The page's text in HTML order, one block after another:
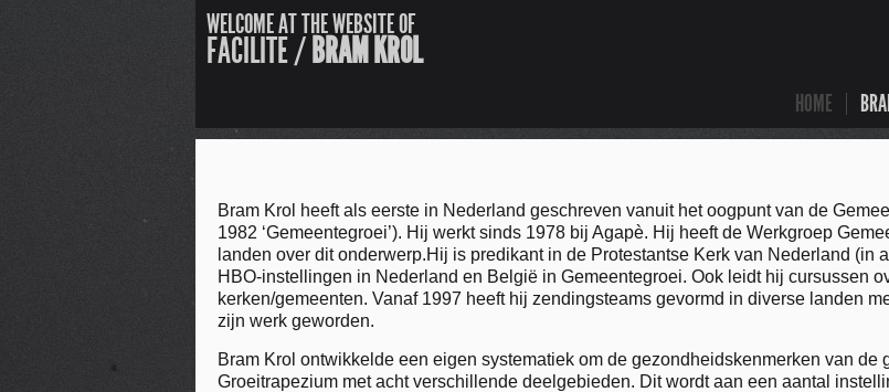
WELCOME AT THE WEBSITE OF
FACILITE / BRAM KROL
HOME
Bram Krol heeft als eerste in Nederland geschreven vanuit het oogpunt van de
1982 ‘Gemeentegroei’). Hij werkt sinds 1978 bij Agapè. Hij heeft de Werkgroep
landen over dit onderwerp.Hij is predikant in de Protestantse Kerk van Nederland (in
HBO-instellingen in Nederland en België in Gemeentegroei. Ook leidt hij cursussen
kerken/gemeenten. Vanaf 1997 heeft hij zendingsteams gevormd in diverse landen
zijn werk geworden.
Bram Krol ontwikkelde een eigen systematiek om de gezondheidskenmerken van de
Groeitrapezium met acht verschillende deelgebieden. Dit wordt aan een aantal